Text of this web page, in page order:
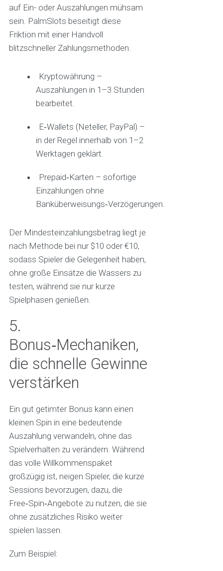
auf Ein- oder Auszahlungen mühsam
sein. PalmSlots beseitigt diese
Friktion mit einer Handvoll
blitzschneller Zahlungsmethoden.
Kryptowährung –
Auszahlungen in 1–3 Stunden
bearbeitet.
E‑Wallets (Neteller, PayPal) –
in der Regel innerhalb von 1–2
Werktagen geklärt.
Prepaid‑Karten – sofortige
Einzahlungen ohne
Banküberweisungs‑Verzögerungen.
Der Mindesteinzahlungsbetrag liegt je
nach Methode bei nur $10 oder €10,
sodass Spieler die Gelegenheit haben,
ohne große Einsätze die Wassers zu
testen, während sie nur kurze
Spielphasen genießen.
5.
Bonus‑Mechaniken,
die schnelle Gewinne
verstärken
Ein gut getimter Bonus kann einen
kleinen Spin in eine bedeutende
Auszahlung verwandeln, ohne das
Spielverhalten zu verändern. Während
das volle Willkommenspaket
großzügig ist, neigen Spieler, die kurze
Sessions bevorzugen, dazu, die
Free‑Spin‑Angebote zu nutzen, die sie
ohne zusätzliches Risiko weiter
spielen lassen.
Zum Beispiel: